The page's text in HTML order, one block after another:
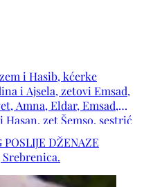
i Hasib, kćerke
i Ajsela, zetovi Emsad,
Amna, Eldar, Emsad,
Hasan, zet Šemso, sestrić
Sulejmanović,
Muslić, Šišković,
i ostala mnogobrojna
DŽENAZE
Srebrenica.